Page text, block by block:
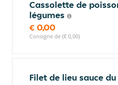
Cassolette de
légumes
€ 0,00
Consigne de (€ 0,00)
Filet de lieu sauce